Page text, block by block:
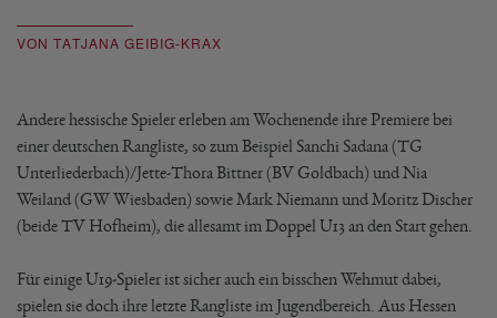
VON TATJANA GEIBIG-KRAX
Andere hessische Spieler erleben am Wochenende ihre Premiere bei
einer deutschen Rangliste, so zum Beispiel Sanchi Sadana (TG
Unterliederbach)/Jette-Thora Bittner (BV Goldbach) und Nia
Weiland (GW Wiesbaden) sowie Mark Niemann und Moritz Discher
(beide TV Hofheim), die allesamt im Doppel U13 an den Start gehen.
Für einige U19-Spieler ist sicher auch ein bisschen Wehmut dabei,
spielen sie doch ihre letzte Rangliste im Jugendbereich. Aus Hessen